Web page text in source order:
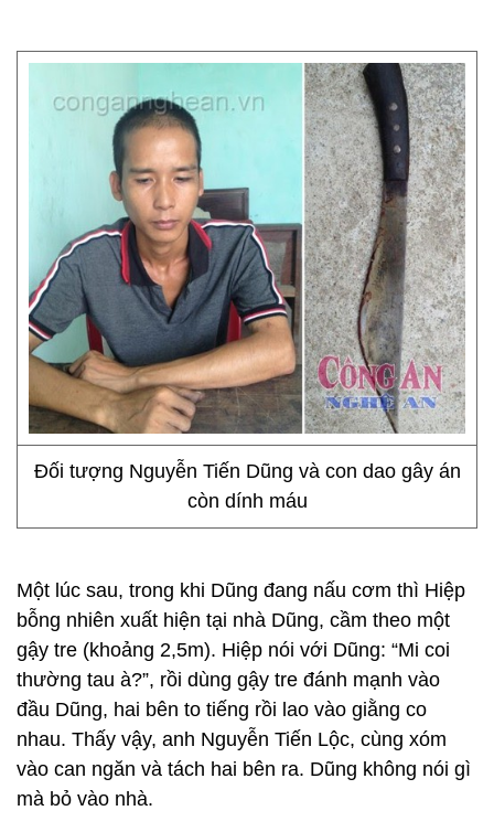
Đối tượng Nguyễn Tiến Dũng và con dao gây án
còn dính máu
Một lúc sau, trong khi Dũng đang nấu cơm thì Hiệp
bỗng nhiên xuất hiện tại nhà Dũng, cầm theo một
gậy tre (khoảng 2,5m). Hiệp nói với Dũng: “Mi coi
thường tau à?”, rồi dùng gậy tre đánh mạnh vào
đầu Dũng, hai bên to tiếng rồi lao vào giằng co
nhau. Thấy vậy, anh Nguyễn Tiến Lộc, cùng xóm
vào can ngăn và tách hai bên ra. Dũng không nói gì
mà bỏ vào nhà.